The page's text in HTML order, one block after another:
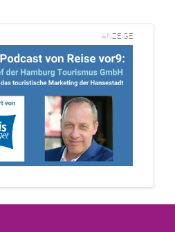
ANZEIGE